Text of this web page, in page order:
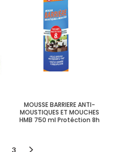
MOUSSE BARRIERE ANTI-
MOUSTIQUES ET MOUCHES
HMB 750 ml Protéction 8h
3